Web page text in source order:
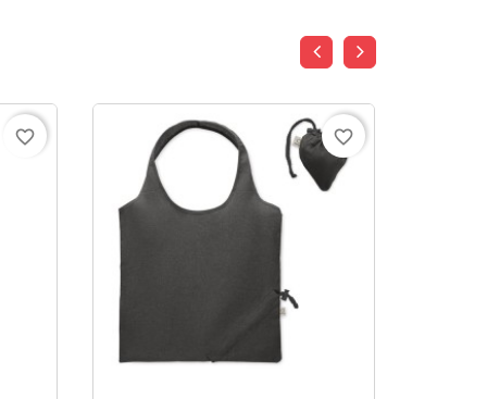
favorite_border favorite_border